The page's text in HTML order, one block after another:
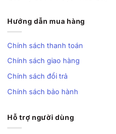
Hướng dẫn mua hàng
Chính sách thanh toán
Chính sách giao hàng
Chính sách đổi trả
Chính sách bảo hành
Hỗ trợ người dùng